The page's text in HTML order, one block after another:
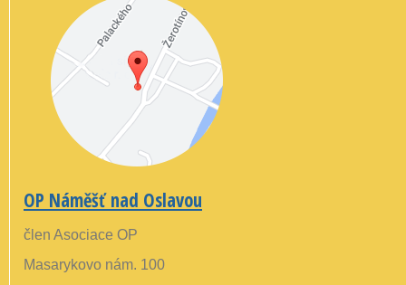
OP Náměšť nad Oslavou
člen Asociace OP
Masarykovo nám. 100